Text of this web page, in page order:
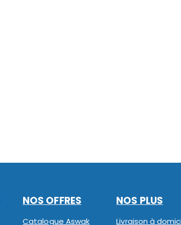
NOS OFFRES
Catalogue Aswak
NOS PLUS
Livraison à